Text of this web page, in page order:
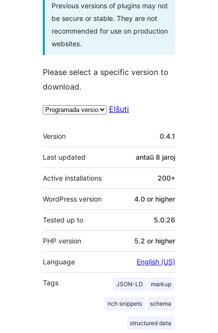
Previous versions of plugins may not
be secure or stable. They are not
recommended for use on production
websites.
Please select a specific version to
download.
Elŝuti
Metadatumoj
Version 0.4.1
Last updated antaŭ 8 jaroj
Active installations 200+
WordPress version 4.0 or higher
Tested up to 5.0.26
PHP version 5.2 or higher
Language English (US)
Tags JSON-LD markup
rich snippets schema
structured data